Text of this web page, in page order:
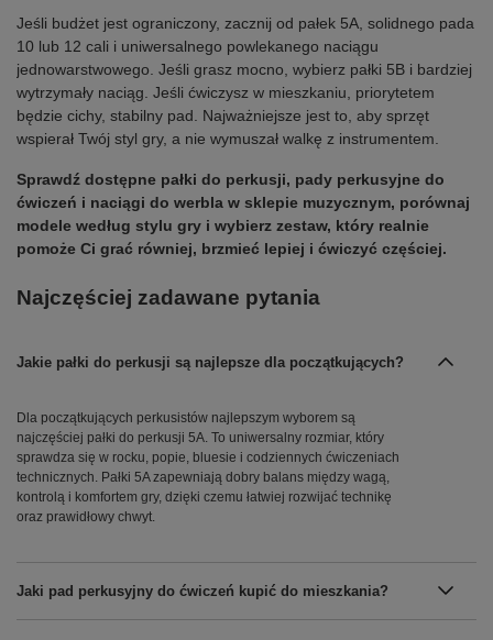
Jeśli budżet jest ograniczony, zacznij od pałek 5A, solidnego pada
10 lub 12 cali i uniwersalnego powlekanego naciągu
jednowarstwowego. Jeśli grasz mocno, wybierz pałki 5B i bardziej
wytrzymały naciąg. Jeśli ćwiczysz w mieszkaniu, priorytetem
będzie cichy, stabilny pad. Najważniejsze jest to, aby sprzęt
wspierał Twój styl gry, a nie wymuszał walkę z instrumentem.
Sprawdź dostępne pałki do perkusji, pady perkusyjne do
ćwiczeń i naciągi do werbla w sklepie muzycznym, porównaj
modele według stylu gry i wybierz zestaw, który realnie
pomoże Ci grać równiej, brzmieć lepiej i ćwiczyć częściej.
Najczęściej zadawane pytania
Jakie pałki do perkusji są najlepsze dla początkujących?
Dla początkujących perkusistów najlepszym wyborem są
najczęściej pałki do perkusji 5A. To uniwersalny rozmiar, który
sprawdza się w rocku, popie, bluesie i codziennych ćwiczeniach
technicznych. Pałki 5A zapewniają dobry balans między wagą,
kontrolą i komfortem gry, dzięki czemu łatwiej rozwijać technikę
oraz prawidłowy chwyt.
Jaki pad perkusyjny do ćwiczeń kupić do mieszkania?